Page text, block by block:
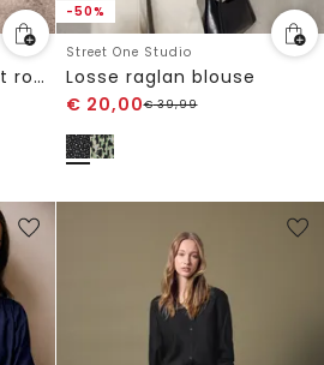
3/4 mouw blouse met ronde hals en knopen
-50%
Street One Studio
Losse raglan blouse
€ 20,00€39,99